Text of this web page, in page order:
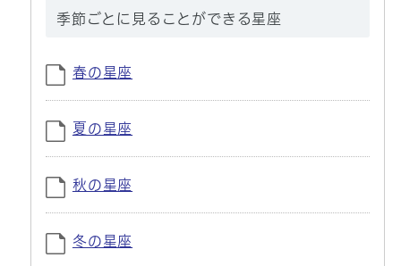
季節ごとに見ることができる星座
春の星座
夏の星座
秋の星座
冬の星座